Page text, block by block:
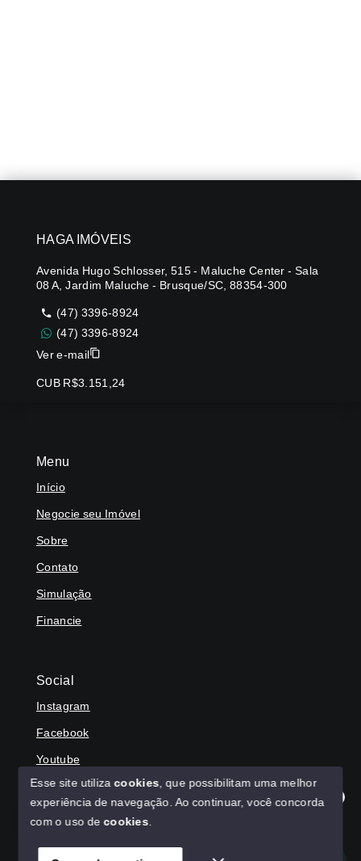
Olá! Agradecemos seu contato, como podemos ajudar?
Menu
Início
Negocie seu Imóvel
Sobre
Contato
Simulação
Financie
Social
Instagram
Facebook
Youtube
© Copyright 2026 - HAGA IMÓVEIS - Todos os direitos
HAGA IMÓVEIS
Avenida Hugo Schlosser, 515 - Maluche Center - Sala
08 A, Jardim Maluche - Brusque/SC, 88354-300
(47) 3396-8924
(47) 3396-8924
Ver e-mail
CUB R$3.151,24
Esse site utilizacookies , que possibilitam uma melhor
experiência de navegação. Ao continuar, você concorda
com o uso decookies